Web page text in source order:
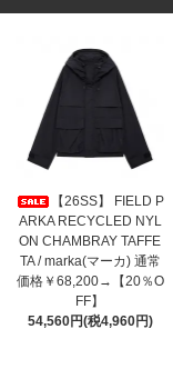
【26SS】 FIELD P
ARKA RECYCLED NYL
ON CHAMBRAY TAFFE
TA / marka(マーカ) 通常
価格￥68,200→【20％O
FF】
54,560円(税4,960円)